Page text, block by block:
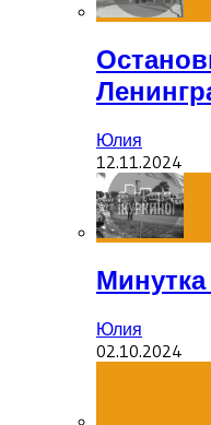
Юлия
12.11.2024
Юлия
02.10.2024